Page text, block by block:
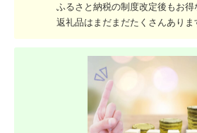
ふるさと納税の制度改定後もお得
返礼品はまだまだたくさんありま